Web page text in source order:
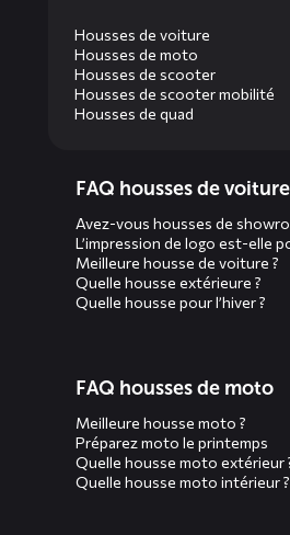
Housses de voiture
Housses de moto
Housses de scooter
Housses de scooter mobilité
Housses de quad
menusFAQ housses de voiture
Avez-vous housses de
L’impression de logo est-elle
Meilleure housse de voiture ?
Quelle housse extérieure ?
Quelle housse pour l’hiver ?
FAQ housses de moto
Meilleure housse moto ?
Préparez moto le printemps
Quelle housse moto extérieur
Quelle housse moto intérieur ?